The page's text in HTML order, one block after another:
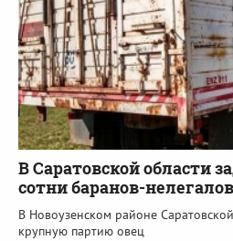
В Саратовской области
сотни баранов-нелегалов
В Новоузенском районе
крупную партию овец